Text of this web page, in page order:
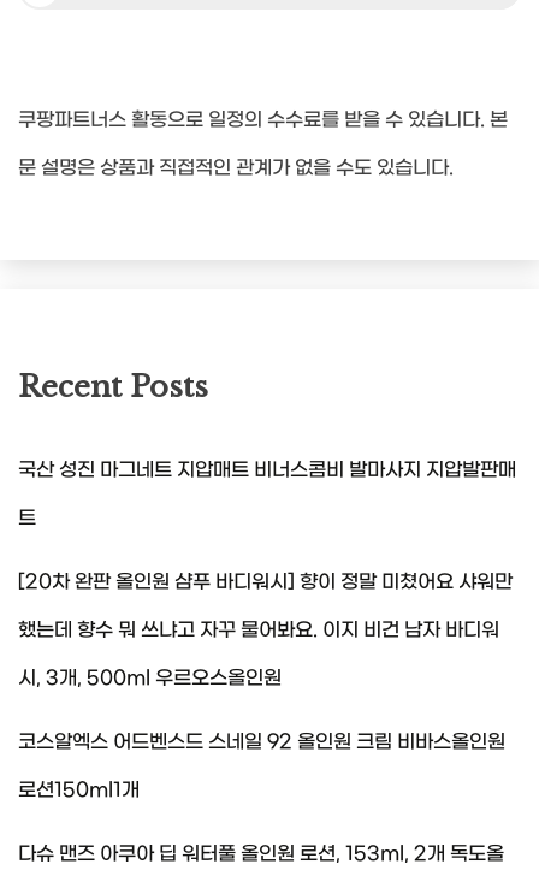
쿠팡파트너스 활동으로 일정의 수수료를 받을 수 있습니다. 본
문 설명은 상품과 직접적인 관계가 없을 수도 있습니다.
Recent Posts
국산 성진 마그네트 지압매트 비너스콤비 발마사지 지압발판매
트
[20차 완판 올인원 샴푸 바디워시] 향이 정말 미쳤어요 샤워만
했는데 향수 뭐 쓰냐고 자꾸 물어봐요. 이지 비건 남자 바디워
시, 3개, 500ml 우르오스올인원
코스알엑스 어드벤스드 스네일 92 올인원 크림 비바스올인원
로션150ml1개
다슈 맨즈 아쿠아 딥 워터풀 올인원 로션, 153ml, 2개 독도올